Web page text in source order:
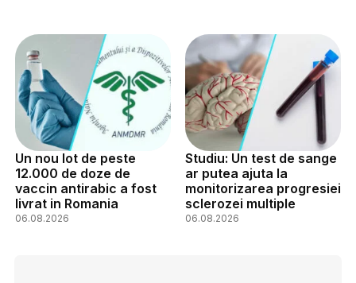
Un nou lot de peste
12.000 de doze de
vaccin antirabic a fost
livrat in Romania
06.08.2026
Studiu: Un test de sange
ar putea ajuta la
monitorizarea progresiei
sclerozei multiple
06.08.2026